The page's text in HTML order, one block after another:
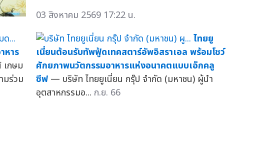
03 สิงหาคม 2569 17:22 น.
หาร
กษม
มร่วม
ไทยยู
เนี่ยนต้อนรับทัพฟู้ดเทคสตาร์อัพอิสราเอล พร้อมโชว์
ศักยภาพนวัตกรรมอาหารแห่งอนาคตแบบเอ็กคลู
ซีฟ — บริษัท ไทยยูเนี่ยน กรุ๊ป จำกัด (มหาชน) ผู้นำ
อุตสาหกรรมอ... ก.ย. 66